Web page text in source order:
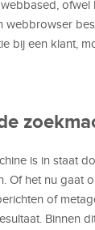
webbrowser
bij een klant,
is in staat
Of het nu gaat
of
Binnen